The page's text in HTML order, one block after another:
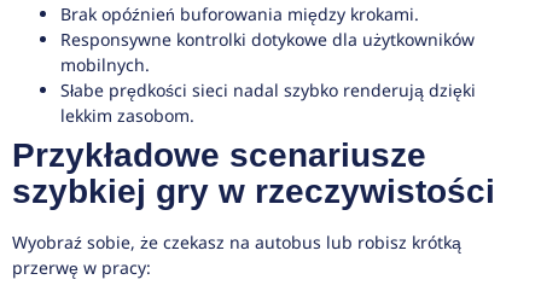
Brak opóźnień buforowania między krokami.
Responsywne kontrolki dotykowe dla użytkowników
mobilnych.
Słabe prędkości sieci nadal szybko renderują dzięki
lekkim zasobom.
Przykładowe scenariusze
szybkiej gry w rzeczywistości
Wyobraź sobie, że czekasz na autobus lub robisz krótką
przerwę w pracy: